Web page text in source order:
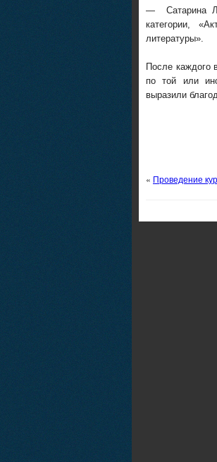
— Сатарина
категории,
литературы».
После каждого
по той или
выразили
« Проведение